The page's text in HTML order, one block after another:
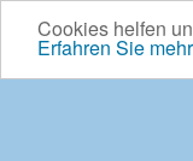
Cookies helfen
Erfahren Sie